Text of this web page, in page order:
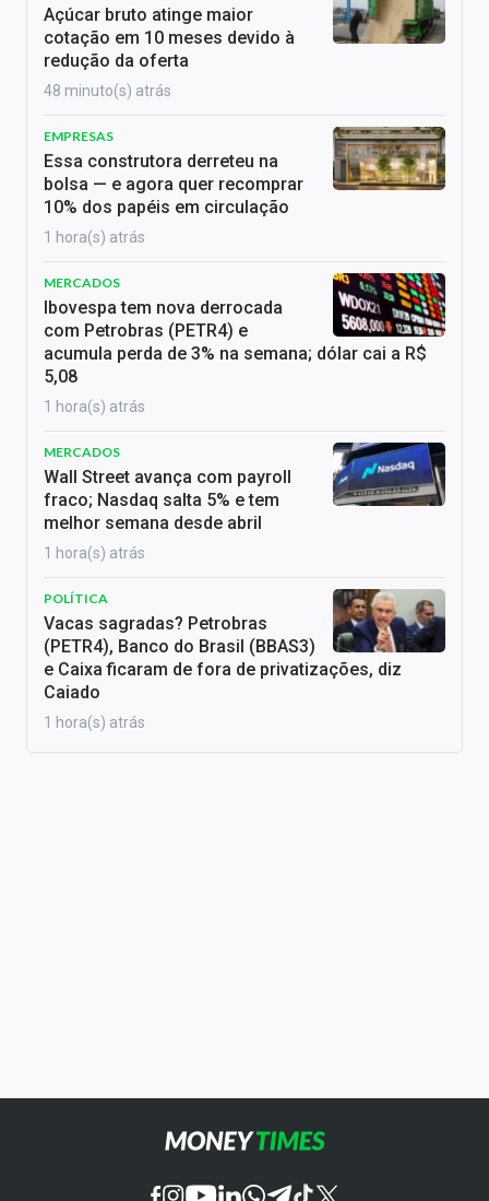
Açúcar bruto atinge maior
cotação em 10 meses devido à
redução da oferta
48 minuto(s) atrás
EMPRESAS
Essa construtora derreteu na
bolsa — e agora quer recomprar
10% dos papéis em circulação
1 hora(s) atrás
MERCADOS
Ibovespa tem nova derrocada
com Petrobras (PETR4) e
acumula perda de 3% na semana; dólar cai a R$
5,08
1 hora(s) atrás
MERCADOS
Wall Street avança com payroll
fraco; Nasdaq salta 5% e tem
melhor semana desde abril
1 hora(s) atrás
POLÍTICA
Vacas sagradas? Petrobras
(PETR4), Banco do Brasil (BBAS3)
e Caixa ficaram de fora de privatizações, diz
Caiado
1 hora(s) atrás